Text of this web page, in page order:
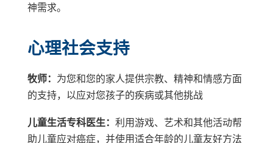
神需求。
心理社会支持
牧师： 为您和您的家人提供宗教、精神和情感方面
的支持，以应对您孩子的疾病或其他挑战
儿童生活专科医生： 利用游戏、艺术和其他活动帮
助儿童应对癌症，并使用适合年龄的儿童友好方法